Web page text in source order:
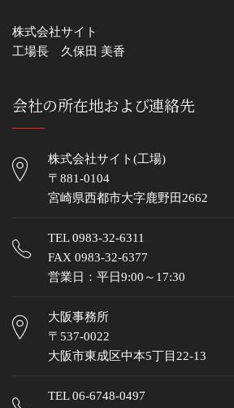
株式会社サイト
工場長 久保田 美香
会社の所在地および連絡先
株式会社サイト(工場)
〒881-0104
宮崎県西都市大字鹿野田2662
TEL0983-32-6311
FAX 0983-32-6377
営業日：平日9:00～17:30
大阪事務所
〒537-0022
大阪市東成区中本5丁目22-13
TEL06-6748-0497